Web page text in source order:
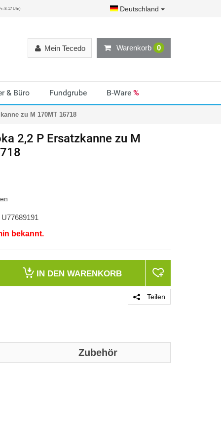
8-17 Uhr) Deutschland
Warenkorb 0
Mein Tecedo
& Büro Fundgrube B-Ware %
zu M 170MT 16718
2,2 P Ersatzkanne zu M
U77689191
bekannt.
IN DEN WARENKORB
Teilen
Zubehör